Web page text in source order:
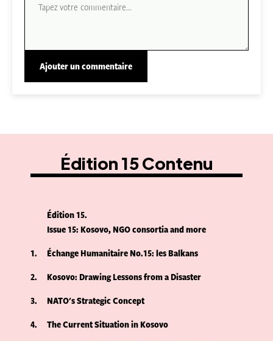
Édition 15 Contenu
Édition 15
Issue 15: Kosovo, NGO consortia and more
1
Échange Humanitaire No.15: les Balkans
2
Kosovo: Drawing Lessons from a Disaster
3
NATO's Strategic Concept
4
The Current Situation in Kosovo